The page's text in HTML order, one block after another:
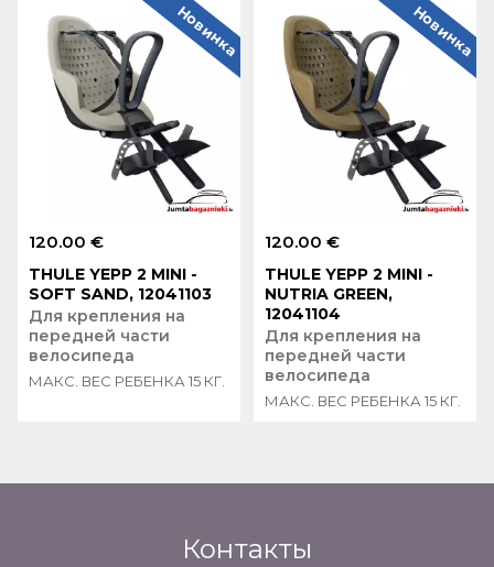
120.00 €
THULE YEPP 2 MINI -
SOFT SAND, 12041103
Для крепления на
передней части
велосипеда
МАКС. ВЕС РЕБЕНКА 15 КГ.
Новинка
120.00 €
THULE YEPP 2 MINI -
NUTRIA GREEN,
12041104
Для крепления на
передней части
велосипеда
МАКС. ВЕС РЕБЕНКА 15 КГ.
Новинка
Контакты